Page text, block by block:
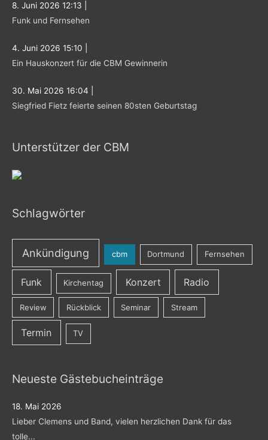
8. Juni 2026 12:13
Funk und Fernsehen
4. Juni 2026 15:10
Ein Hauskonzert für die CBM Gewinnerin
30. Mai 2026 16:04
Siegfried Fietz feierte seinen 80sten Geburtstag
Unterstützer der CBM
Schlagwörter
Ankündigung cbm Dortmund Fernsehen
Funk Kirchentag Konzert Radio
Review Rückblick Seminar Stream
Termin TV
Neueste Gästebucheinträge
18. Mai 2026
Lieber Clemens und Band, vielen herzlichen Dank für das
tolle...